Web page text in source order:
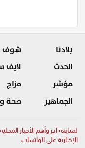
بلادنا
الحدث
مؤشر
الجماهير
شوف
لايف
مزاج
صحة
لمتابعة آخر وأهم الأخبار
الإخبارية على الواتساب